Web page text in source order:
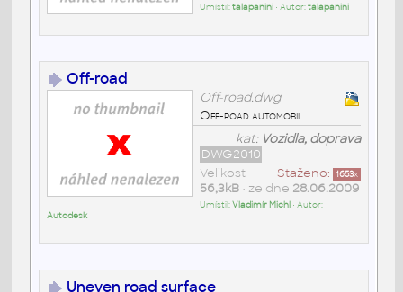
Umístil:talapanini• Autor:talapanini
Off-road
Off-road.dwg
Off-road automobil
kat: Vozidla, doprava
DWG2010
Staženo: 1653x
Velikost
56,3kB• ze dne 28.06.2009
Umístil:Vladimír Michl • Autor:
Autodesk
Uneven road surface